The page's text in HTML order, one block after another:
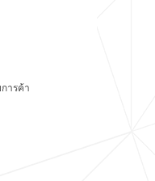
ารค้า